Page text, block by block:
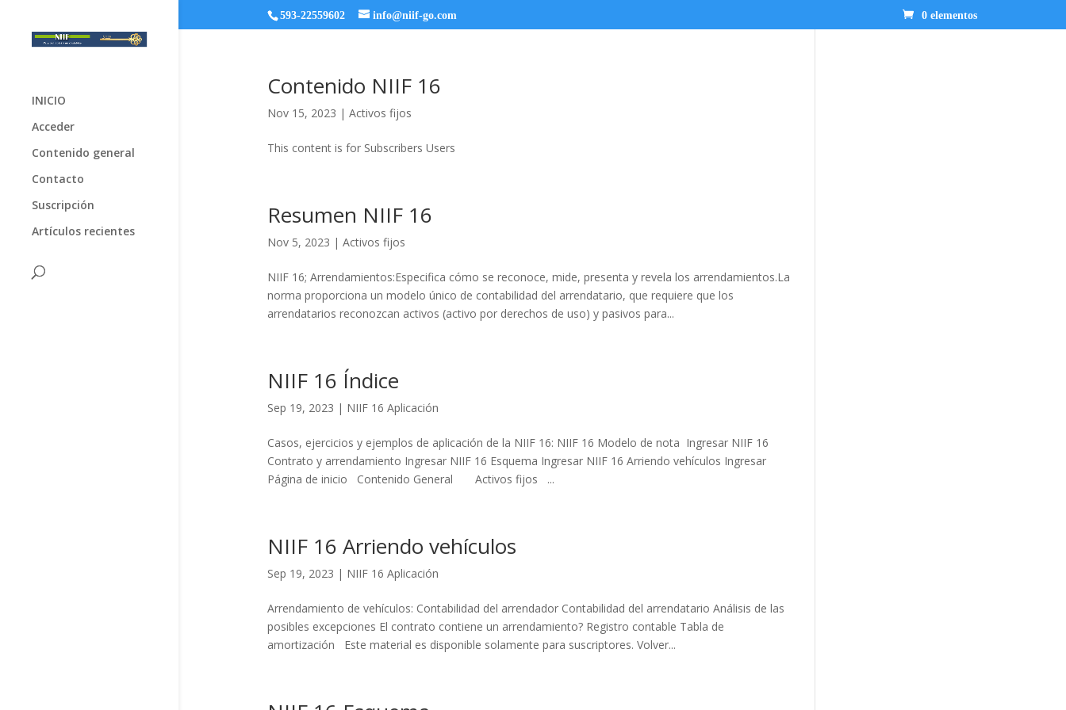
593-22559602 info@niif-go.com 0 elementos
INICIO
Acceder
Contenido general
Contacto
Suscripción
Artículos recientes
Contenido NIIF 16
Nov 15, 2023 | Activos fijos
This content is for Subscribers Users
Resumen NIIF 16
Nov 5, 2023 | Activos fijos
NIIF 16; Arrendamientos:Especifica cómo se reconoce, mide, presenta y revela los arrendamientos.La
norma proporciona un modelo único de contabilidad del arrendatario, que requiere que los
arrendatarios reconozcan activos (activo por derechos de uso) y pasivos para...
NIIF 16 Índice
Sep 19, 2023 | NIIF 16 Aplicación
Casos, ejercicios y ejemplos de aplicación de la NIIF 16: NIIF 16 Modelo de nota Ingresar NIIF 16
Contrato y arrendamiento Ingresar NIIF 16 Esquema Ingresar NIIF 16 Arriendo vehículos Ingresar
Página de inicio Contenido General Activos fijos ...
NIIF 16 Arriendo vehículos
Sep 19, 2023 | NIIF 16 Aplicación
Arrendamiento de vehículos: Contabilidad del arrendador Contabilidad del arrendatario Análisis de las
posibles excepciones El contrato contiene un arrendamiento? Registro contable Tabla de
amortización Este material es disponible solamente para suscriptores. Volver...